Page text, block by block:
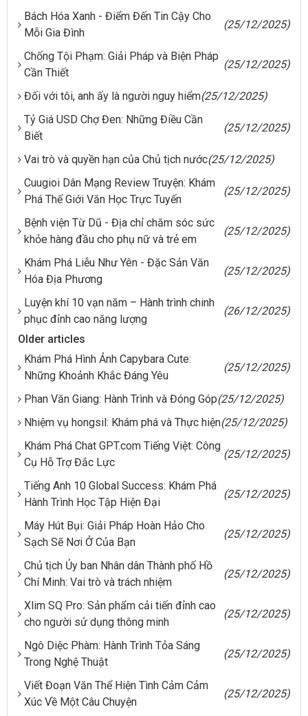
Bách Hóa Xanh - Điểm Đến Tin Cậy Cho
Mỗi Gia Đình
(25/12/2025)
Chống Tội Phạm: Giải Pháp và Biện Pháp
Cần Thiết
(25/12/2025)
Đối với tôi, anh ấy là người nguy hiểm(25/12/2025)
Tỷ Giá USD Chợ Đen: Những Điều Cần
Biết
(25/12/2025)
Vai trò và quyền hạn của Chủ tịch nước(25/12/2025)
Cuugioi Dân Mạng Review Truyện: Khám
Phá Thế Giới Văn Học Trực Tuyến
(25/12/2025)
Bệnh viện Từ Dũ - Địa chỉ chăm sóc sức
khỏe hàng đầu cho phụ nữ và trẻ em
(25/12/2025)
Khám Phá Liễu Như Yên - Đặc Sản Văn
Hóa Địa Phương
(25/12/2025)
Luyện khí 10 vạn năm – Hành trình chinh
phục đỉnh cao năng lượng
(26/12/2025)
Older articles
Khám Phá Hình Ảnh Capybara Cute:
Những Khoảnh Khắc Đáng Yêu
(25/12/2025)
Phan Văn Giang: Hành Trình và Đóng Góp(25/12/2025)
Nhiệm vụ hongsil: Khám phá và Thực hiện(25/12/2025)
Khám Phá Chat GPT.com Tiếng Việt: Công
Cụ Hỗ Trợ Đắc Lực
(25/12/2025)
Tiếng Anh 10 Global Success: Khám Phá
Hành Trình Học Tập Hiện Đại
(25/12/2025)
Máy Hút Bụi: Giải Pháp Hoàn Hảo Cho
Sạch Sẽ Nơi Ở Của Bạn
(25/12/2025)
Chủ tịch Ủy ban Nhân dân Thành phố Hồ
Chí Minh: Vai trò và trách nhiệm
(25/12/2025)
Xlim SQ Pro: Sản phẩm cải tiến đỉnh cao
cho người sử dụng thông minh
(25/12/2025)
Ngô Diệc Phàm: Hành Trình Tỏa Sáng
Trong Nghệ Thuật
(25/12/2025)
Viết Đoạn Văn Thể Hiện Tình Cảm Cảm
Xúc Về Một Câu Chuyện
(25/12/2025)